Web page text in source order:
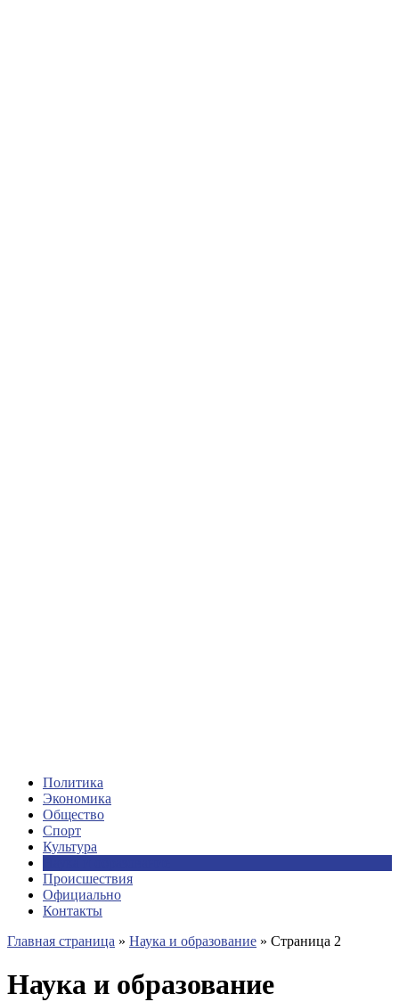
Политика
Экономика
Общество
Спорт
Культура
Происшествия
Официально
Контакты
Главная страница » Наука и образование » Страница 2
Наука и образование